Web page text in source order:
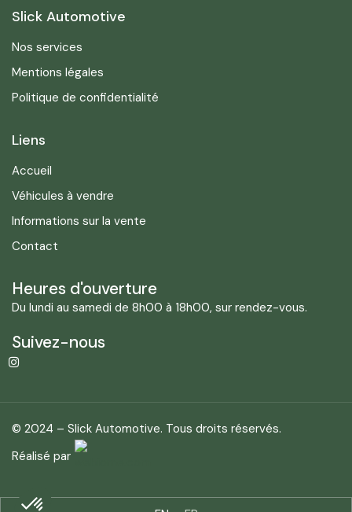
Slick Automotive
Nos services
Mentions légales
Politique de confidentialité
Liens
Accueil
Véhicules à vendre
Informations sur la vente
Contact
Heures d'ouverture
Du lundi au samedi de 8h00 à 18h00, sur rendez-vous.
Suivez-nous
© 2024 – Slick Automotive. Tous droits réservés.
Réalisé par